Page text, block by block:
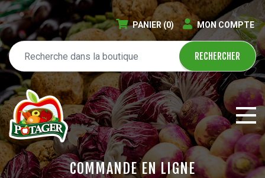
PANIER(0) MON COMPTE
COMMANDE EN LIGNE